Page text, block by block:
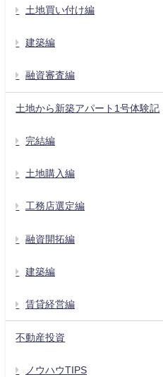
土地買い付け編
建築編
融資審査編
土地から新築アパート1号体験記
完結編
土地購入編
工務店選定編
融資開拓編
建築編
賃貸経営編
不動産投資
ノウハウTIPS